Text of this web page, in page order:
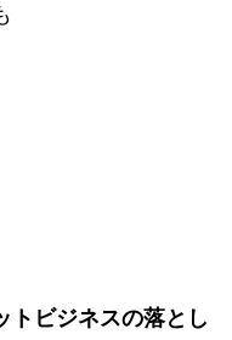
トビジネスの落とし